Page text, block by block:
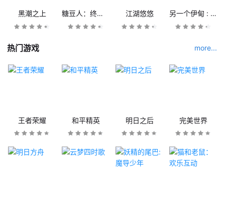
黑潮之上 糖豆人：终极淘汰赛 江湖悠悠 另一个伊甸 : 超越时空的猫
热门游戏 more...
王者荣耀 和平精英 明日之后 完美世界